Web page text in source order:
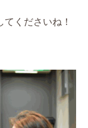
くださいね！